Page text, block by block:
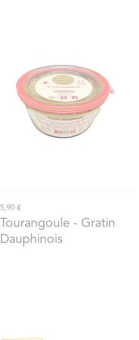
5,90 €
Tourangoule - Gratin
Dauphinois